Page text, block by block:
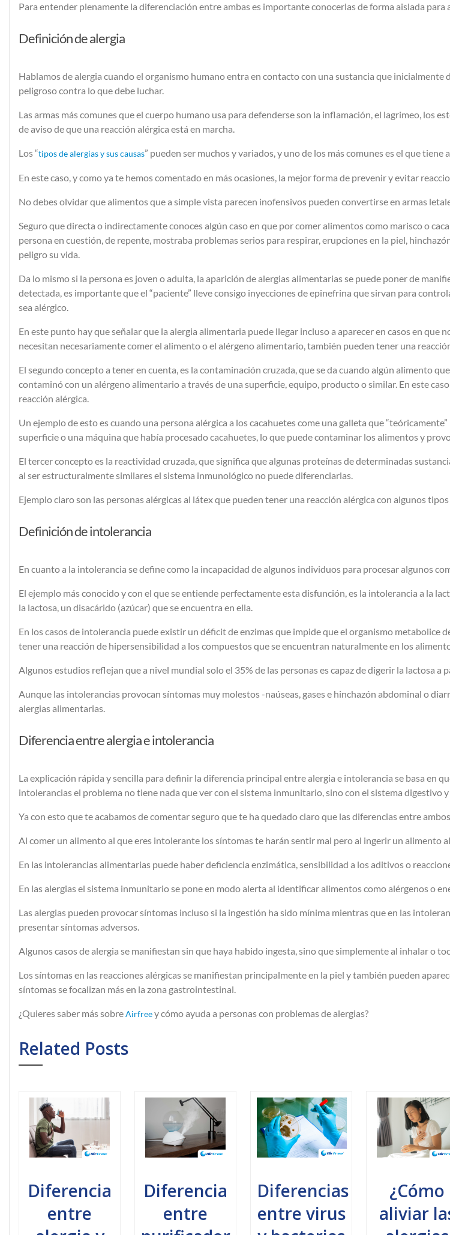
Para entender plenamente la diferenciación entre ambas es importante conocerlas de forma aislada para
Definición de alergia
Hablamos de alergia cuando el organismo humano entra en contacto con una sustancia que
peligroso contra lo que debe luchar.
Las armas más comunes que el cuerpo humano usa para defenderse son la inflamación, el lagrimeo, los
de aviso de que una reacción alérgica está en marcha.
Los “tipos de alergias y sus causas” pueden ser muchos y variados, y uno de los más comunes es el que
En este caso, y como ya te hemos comentado en más ocasiones, la mejor forma de prevenir y evitar
No debes olvidar que alimentos que a simple vista parecen inofensivos pueden convertirse en armas
Seguro que directa o indirectamente conoces algún caso en que por comer alimentos como marisco o
persona en cuestión, de repente, mostraba problemas serios para respirar, erupciones en la piel,
peligro su vida.
Da lo mismo si la persona es joven o adulta, la aparición de alergias alimentarias se puede poner de
detectada, es importante que el “paciente” lleve consigo inyecciones de epinefrina que sirvan para
sea alérgico.
En este punto hay que señalar que la alergia alimentaria puede llegar incluso a aparecer en casos en
necesitan necesariamente comer el alimento o el alérgeno alimentario, también pueden tener una
El segundo concepto a tener en cuenta, es la contaminación cruzada, que se da cuando algún alimento
contaminó con un alérgeno alimentario a través de una superficie, equipo, producto o similar. En este
reacción alérgica.
Un ejemplo de esto es cuando una persona alérgica a los cacahuetes come una galleta que
superficie o una máquina que había procesado cacahuetes, lo que puede contaminar los alimentos y
El tercer concepto es la reactividad cruzada, que significa que algunas proteínas de determinadas
al ser estructuralmente similares el sistema inmunológico no puede diferenciarlas.
Ejemplo claro son las personas alérgicas al látex que pueden tener una reacción alérgica con algunos
Definición de intolerancia
En cuanto a la intolerancia se define como la incapacidad de algunos individuos para procesar algunos
El ejemplo más conocido y con el que se entiende perfectamente esta disfunción, es la intolerancia a la
la lactosa, un disacárido (azúcar) que se encuentra en ella.
En los casos de intolerancia puede existir un déficit de enzimas que impide que el organismo metabolice
tener una reacción de hipersensibilidad a los compuestos que se encuentran naturalmente en los
Algunos estudios reflejan que a nivel mundial solo el 35% de las personas es capaz de digerir la lactosa a
Aunque las intolerancias provocan síntomas muy molestos -naúseas, gases e hinchazón abdominal o
alergias alimentarias.
Diferencia entre alergia e intolerancia
La explicación rápida y sencilla para definir la diferencia principal entre alergia e intolerancia se basa en
intolerancias el problema no tiene nada que ver con el sistema inmunitario, sino con el sistema digestivo
Ya con esto que te acabamos de comentar seguro que te ha quedado claro que las diferencias entre
Al comer un alimento al que eres intolerante los síntomas te harán sentir mal pero al ingerir un alimento
En las intolerancias alimentarias puede haber deficiencia enzimática, sensibilidad a los aditivos o
En las alergias el sistema inmunitario se pone en modo alerta al identificar alimentos como alérgenos o
Las alergias pueden provocar síntomas incluso si la ingestión ha sido mínima mientras que en las
presentar síntomas adversos.
Algunos casos de alergia se manifiestan sin que haya habido ingesta, sino que simplemente al inhalar o
Los síntomas en las reacciones alérgicas se manifiestan principalmente en la piel y también pueden
síntomas se focalizan más en la zona gastrointestinal.
¿Quieres saber más sobreAirfreey cómo ayuda a personas con problemas de alergias?
Related Posts
Diferencia
entre
Diferencia
entre
Diferencias
entre virus
¿Cómo
aliviar